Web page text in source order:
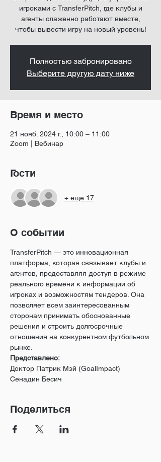
игроками с TransferPitch, где клубы и
агенты слаженно работают вместе,
чтобы вывести игру на новый уровень!
Полностью забронировано
Выберите другую дату ниже
Время и место
21 нояб. 2024 г., 10:00 – 11:00
Zoom | Вебинар
Гости
+ еще 17
О событии
TransferPitch — это инновационная
платформа, которая связывает клубы и
агентов, предоставляя доступ в режиме
реального времени к информации об
игроках и возможностям тендеров. Она
позволяет всем заинтересованным
сторонам принимать обоснованные
решения и строить долгосрочные
отношения на конкурентном футбольном
рынке.
Представлено:
Доктор Патрик Мэй (GoalImpact)
Сенадин Бесич
Поделиться